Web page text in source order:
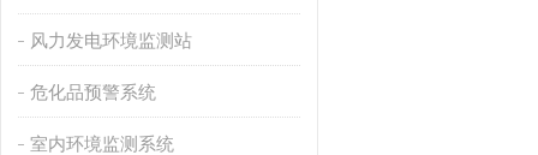
风力发电环境监测站
危化品预警系统
室内环境监测系统